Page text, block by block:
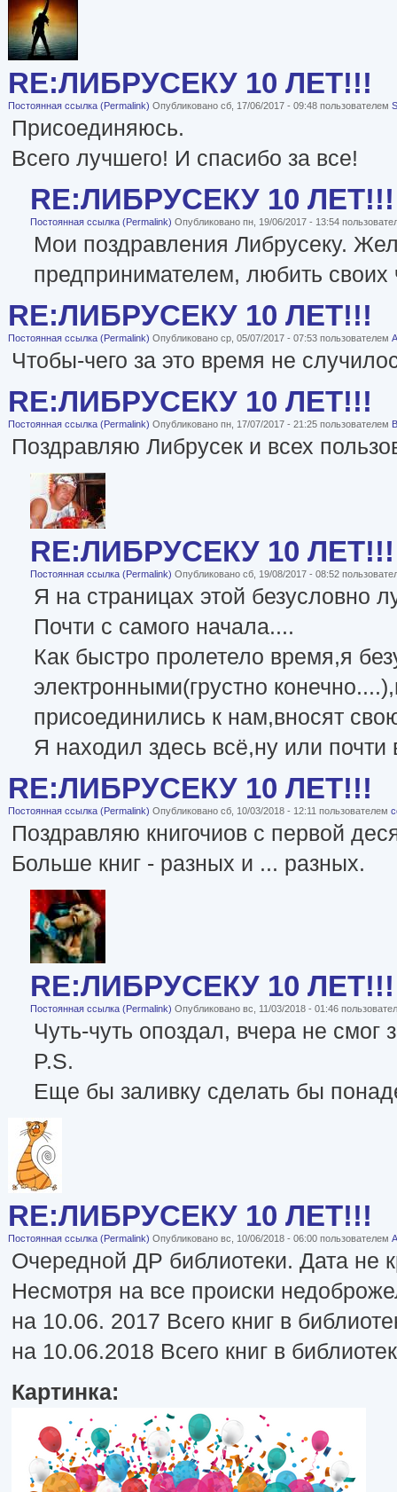
RE:ЛИБРУСЕКУ 10 ЛЕТ!!!
Постоянная ссылка (Permalink) Опубликовано сб, 17/06/2017 - 09:48 пользователем
Присоединяюсь.
Всего лучшего! И спасибо за все!
RE:ЛИБРУСЕКУ 10 ЛЕТ!!!
Постоянная ссылка (Permalink) Опубликовано пн, 19/06/2017 - 13:54
Мои поздравления Либрусеку.
предпринимателем, любить своих
RE:ЛИБРУСЕКУ 10 ЛЕТ!!!
Постоянная ссылка (Permalink) Опубликовано ср, 05/07/2017 - 07:53 пользователем
Чтобы-чего за это время не
RE:ЛИБРУСЕКУ 10 ЛЕТ!!!
Постоянная ссылка (Permalink) Опубликовано пн, 17/07/2017 - 21:25 пользователем
Поздравляю Либрусек и всех
RE:ЛИБРУСЕКУ 10 ЛЕТ!!!
Постоянная ссылка (Permalink) Опубликовано сб, 19/08/2017 - 08:52
Я на страницах этой безусловно
Почти с самого начала....
Как быстро пролетело время,я
электронными(грустно
присоединились к нам,вносят
Я находил здесь всё,ну или
RE:ЛИБРУСЕКУ 10 ЛЕТ!!!
Постоянная ссылка (Permalink) Опубликовано сб, 10/03/2018 - 12:11 пользователем
Поздравляю книгочиов с первой
Больше книг - разных и ... разных.
RE:ЛИБРУСЕКУ 10 ЛЕТ!!!
Постоянная ссылка (Permalink) Опубликовано вс, 11/03/2018 - 01:46
Чуть-чуть опоздал, вчера не
P.S.
Еще бы заливку сделать бы
RE:ЛИБРУСЕКУ 10 ЛЕТ!!!
Постоянная ссылка (Permalink) Опубликовано вс, 10/06/2018 - 06:00 пользователем
Очередной ДР библиотеки. Дата не
Несмотря на все происки
на 10.06. 2017 Всего книг в
на 10.06.2018 Всего книг в
Картинка: